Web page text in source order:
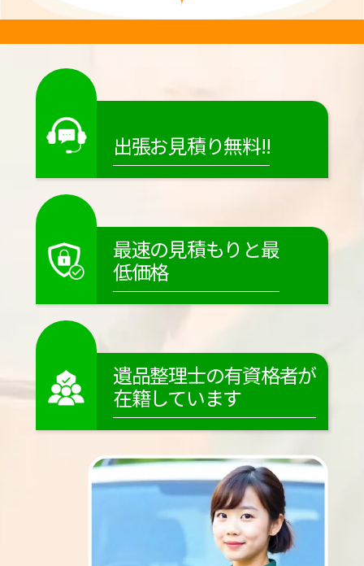
出張お見積り無料!!
最速の見積もりと最
低価格
遺品整理士の有資格者が
在籍しています